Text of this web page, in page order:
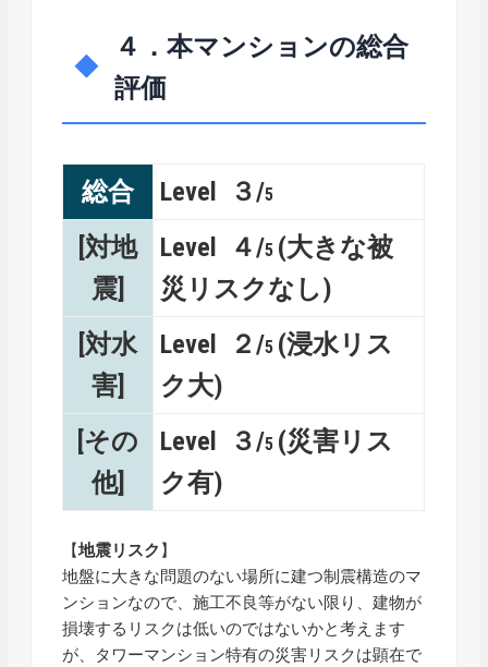
４．本マンションの総合
評価
総合 Level ３/5
[対地
震]
Level ４/5 (大きな被
災リスクなし)
[対水
害]
Level ２/5 (浸水リス
ク大)
[その
他]
Level ３/5 (災害リス
ク有)
【地震リスク 】
地盤に大きな問題のない場所に建つ制震構造のマ
ンションなので、施工不良等がない限り、建物が
損壊するリスクは低いのではないかと考えます
が、タワーマンション特有の災害リスクは顕在で